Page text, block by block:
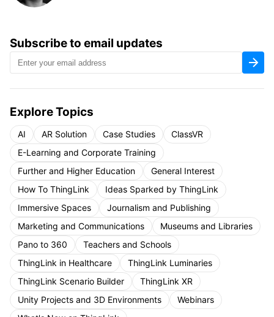
Subscribe to email updates
Explore Topics
AI AR Solution Case Studies
ClassVR
E-Learning and Corporate Training
Further and Higher Education
General Interest
How To ThingLink
Ideas Sparked by ThingLink
Immersive Spaces
Journalism and Publishing
Marketing and Communications
Museums and Libraries
Pano to 360
Teachers and Schools
ThingLink in Healthcare
ThingLink Luminaries
ThingLink Scenario Builder
ThingLink XR
Unity Projects and 3D Environments
Webinars